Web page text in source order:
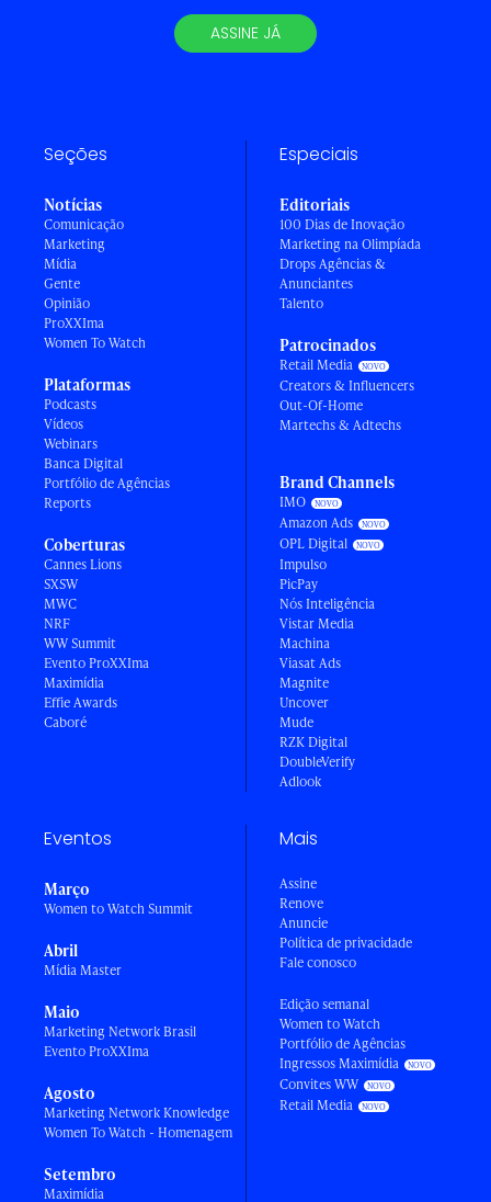
ASSINE JÁ
Seções
Notícias
Comunicação
Marketing
Mídia
Gente
Opinião
ProXXIma
Women To Watch
Plataformas
Podcasts
Vídeos
Webinars
Banca Digital
Portfólio de Agências
Reports
Coberturas
Cannes Lions
SXSW
MWC
NRF
WW Summit
Evento ProXXIma
Maximídia
Effie Awards
Caboré
Especiais
Editoriais
100 Dias de Inovação
Marketing na Olimpíada
Drops Agências &
Anunciantes
Talento
Patrocinados
Retail Media
Creators & Influencers
Out-Of-Home
Martechs & Adtechs
Brand Channels
IMO
Amazon Ads
OPL Digital
Impulso
PicPay
Nós Inteligência
Vistar Media
Machina
Viasat Ads
Magnite
Uncover
Mude
RZK Digital
DoubleVerify
Adlook
Eventos
Março
Women to Watch Summit
Abril
Mídia Master
Maio
Marketing Network Brasil
Evento ProXXIma
Agosto
Marketing Network Knowledge
Women To Watch - Homenagem
Setembro
Maximídia
Mais
Assine
Renove
Anuncie
Política de privacidade
Fale conosco
Edição semanal
Women to Watch
Portfólio de Agências
Ingressos Maximídia
Convites WW
Retail Media